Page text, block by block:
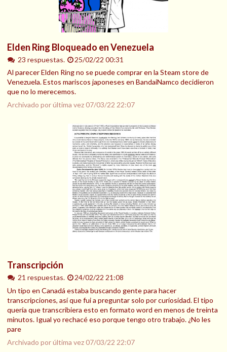
Elden Ring Bloqueado en Venezuela
23 respuestas.
25/02/22 00:31
Al parecer Elden Ring no se puede comprar en la Steam store de
Venezuela. Estos mariscos japoneses en BandaiNamco decidieron
que no lo merecemos.
Archivado por última vez07/03/22 22:07
Transcripción
21 respuestas.
24/02/22 21:08
Un tipo en Canadá estaba buscando gente para hacer
transcripciones, así que fui a preguntar solo por curiosidad. El tipo
quería que transcribiera esto en formato word en menos de treinta
minutos. Igual yo rechacé eso porque tengo otro trabajo. ¿No les
pare
Archivado por última vez07/03/22 22:07